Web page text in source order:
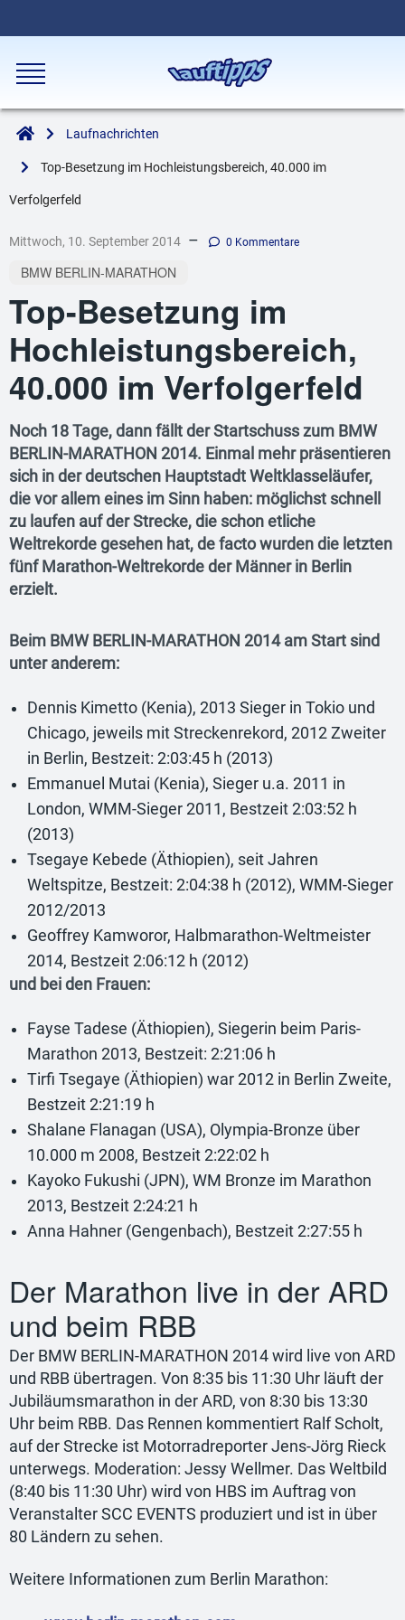
Laufnachrichten
Top-Besetzung im Hochleistungsbereich, 40.000 im
Verfolgerfeld
Mittwoch, 10. September 2014 – 0 Kommentare
BMW BERLIN-MARATHON
Top-Besetzung im
Hochleistungsbereich,
40.000 im Verfolgerfeld
Noch 18 Tage, dann fällt der Startschuss zum BMW
BERLIN-MARATHON 2014. Einmal mehr präsentieren
sich in der deutschen Hauptstadt Weltklasseläufer,
die vor allem eines im Sinn haben: möglichst schnell
zu laufen auf der Strecke, die schon etliche
Weltrekorde gesehen hat, de facto wurden die letzten
fünf Marathon-Weltrekorde der Männer in Berlin
erzielt.
Beim BMW BERLIN-MARATHON 2014 am Start sind
unter anderem:
Dennis Kimetto (Kenia), 2013 Sieger in Tokio und
Chicago, jeweils mit Streckenrekord, 2012 Zweiter
in Berlin, Bestzeit: 2:03:45 h (2013)
Emmanuel Mutai (Kenia), Sieger u.a. 2011 in
London, WMM-Sieger 2011, Bestzeit 2:03:52 h
(2013)
Tsegaye Kebede (Äthiopien), seit Jahren
Weltspitze, Bestzeit: 2:04:38 h (2012), WMM-Sieger
2012/2013
Geoffrey Kamworor, Halbmarathon-Weltmeister
2014, Bestzeit 2:06:12 h (2012)
und bei den Frauen:
Fayse Tadese (Äthiopien), Siegerin beim Paris-
Marathon 2013, Bestzeit: 2:21:06 h
Tirfi Tsegaye (Äthiopien) war 2012 in Berlin Zweite,
Bestzeit 2:21:19 h
Shalane Flanagan (USA), Olympia-Bronze über
10.000 m 2008, Bestzeit 2:22:02 h
Kayoko Fukushi (JPN), WM Bronze im Marathon
2013, Bestzeit 2:24:21 h
Anna Hahner (Gengenbach), Bestzeit 2:27:55 h
Der Marathon live in der ARD
und beim RBB
Der BMW BERLIN-MARATHON 2014 wird live von ARD
und RBB übertragen. Von 8:35 bis 11:30 Uhr läuft der
Jubiläumsmarathon in der ARD, von 8:30 bis 13:30
Uhr beim RBB. Das Rennen kommentiert Ralf Scholt,
auf der Strecke ist Motorradreporter Jens-Jörg Rieck
unterwegs. Moderation: Jessy Wellmer. Das Weltbild
(8:40 bis 11:30 Uhr) wird von HBS im Auftrag von
Veranstalter SCC EVENTS produziert und ist in über
80 Ländern zu sehen.
Weitere Informationen zum Berlin Marathon: